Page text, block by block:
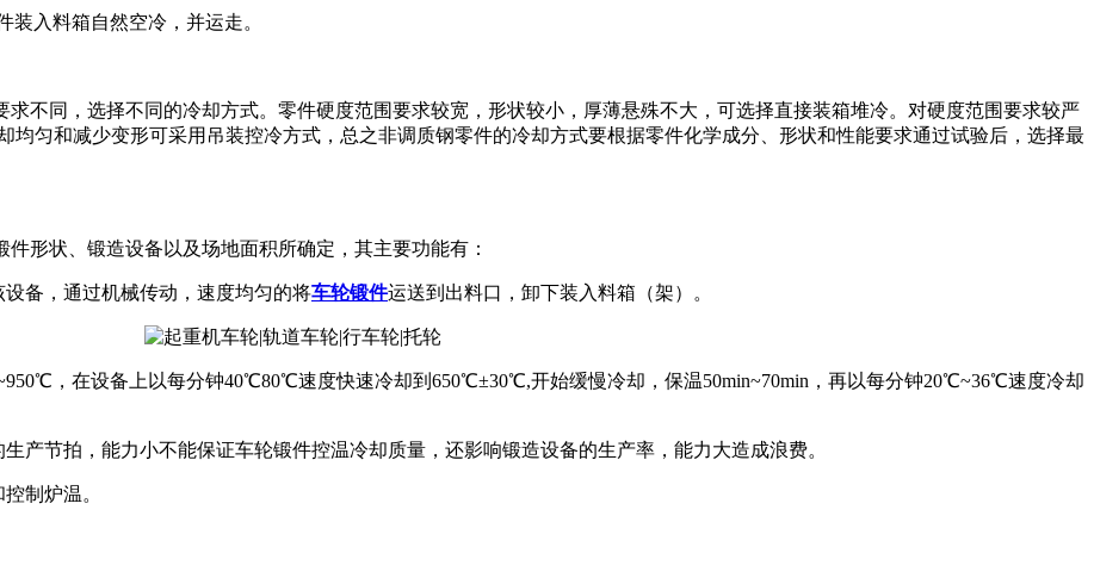
入料箱自然空冷，并运走。
不同，选择不同的冷却方式。零件硬度范围要求较宽，形状较小，厚薄悬殊不大，可选择直接装箱堆冷。对硬度范围要求较严
均匀和减少变形可采用吊装控冷方式，总之非调质钢零件的冷却方式要根据零件化学成分、形状和性能要求通过试验后，选择最
形状、锻造设备以及场地面积所确定，其主要功能有：
备，通过机械传动，速度均匀的将车轮锻件运送到出料口，卸下装入料箱（架）。
，在设备上以每分钟40℃80℃速度快速冷却到650℃±30℃,开始缓慢冷却，保温50min~70min，再以每分钟20℃~36℃速度冷却
产节拍，能力小不能保证车轮锻件控温冷却质量，还影响锻造设备的生产率，能力大造成浪费。
制炉温。